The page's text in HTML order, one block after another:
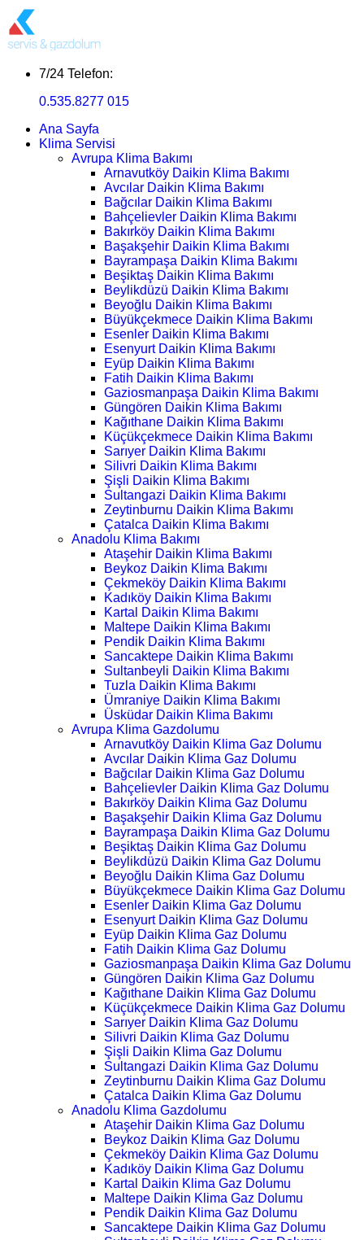
7/24 Telefon:
0.535.8277 015
Ana Sayfa
Klima Servisi
Avrupa Klima Bakımı
Arnavutköy Daikin Klima Bakımı
Avcılar Daikin Klima Bakımı
Bağcılar Daikin Klima Bakımı
Bahçelievler Daikin Klima Bakımı
Bakırköy Daikin Klima Bakımı
Başakşehir Daikin Klima Bakımı
Bayrampaşa Daikin Klima Bakımı
Beşiktaş Daikin Klima Bakımı
Beylikdüzü Daikin Klima Bakımı
Beyoğlu Daikin Klima Bakımı
Büyükçekmece Daikin Klima Bakımı
Esenler Daikin Klima Bakımı
Esenyurt Daikin Klima Bakımı
Eyüp Daikin Klima Bakımı
Fatih Daikin Klima Bakımı
Gaziosmanpaşa Daikin Klima Bakımı
Güngören Daikin Klima Bakımı
Kağıthane Daikin Klima Bakımı
Küçükçekmece Daikin Klima Bakımı
Sarıyer Daikin Klima Bakımı
Silivri Daikin Klima Bakımı
Şişli Daikin Klima Bakımı
Sultangazi Daikin Klima Bakımı
Zeytinburnu Daikin Klima Bakımı
Çatalca Daikin Klima Bakımı
Anadolu Klima Bakımı
Ataşehir Daikin Klima Bakımı
Beykoz Daikin Klima Bakımı
Çekmeköy Daikin Klima Bakımı
Kadıköy Daikin Klima Bakımı
Kartal Daikin Klima Bakımı
Maltepe Daikin Klima Bakımı
Pendik Daikin Klima Bakımı
Sancaktepe Daikin Klima Bakımı
Sultanbeyli Daikin Klima Bakımı
Tuzla Daikin Klima Bakımı
Ümraniye Daikin Klima Bakımı
Üsküdar Daikin Klima Bakımı
Avrupa Klima Gazdolumu
Arnavutköy Daikin Klima Gaz Dolumu
Avcılar Daikin Klima Gaz Dolumu
Bağcılar Daikin Klima Gaz Dolumu
Bahçelievler Daikin Klima Gaz Dolumu
Bakırköy Daikin Klima Gaz Dolumu
Başakşehir Daikin Klima Gaz Dolumu
Bayrampaşa Daikin Klima Gaz Dolumu
Beşiktaş Daikin Klima Gaz Dolumu
Beylikdüzü Daikin Klima Gaz Dolumu
Beyoğlu Daikin Klima Gaz Dolumu
Büyükçekmece Daikin Klima Gaz Dolumu
Esenler Daikin Klima Gaz Dolumu
Esenyurt Daikin Klima Gaz Dolumu
Eyüp Daikin Klima Gaz Dolumu
Fatih Daikin Klima Gaz Dolumu
Gaziosmanpaşa Daikin Klima Gaz Dolumu
Güngören Daikin Klima Gaz Dolumu
Kağıthane Daikin Klima Gaz Dolumu
Küçükçekmece Daikin Klima Gaz Dolumu
Sarıyer Daikin Klima Gaz Dolumu
Silivri Daikin Klima Gaz Dolumu
Şişli Daikin Klima Gaz Dolumu
Sultangazi Daikin Klima Gaz Dolumu
Zeytinburnu Daikin Klima Gaz Dolumu
Çatalca Daikin Klima Gaz Dolumu
Anadolu Klima Gazdolumu
Ataşehir Daikin Klima Gaz Dolumu
Beykoz Daikin Klima Gaz Dolumu
Çekmeköy Daikin Klima Gaz Dolumu
Kadıköy Daikin Klima Gaz Dolumu
Kartal Daikin Klima Gaz Dolumu
Maltepe Daikin Klima Gaz Dolumu
Pendik Daikin Klima Gaz Dolumu
Sancaktepe Daikin Klima Gaz Dolumu